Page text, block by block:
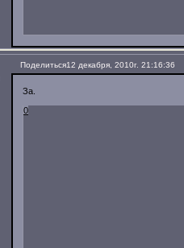
Поделиться12 декабря, 2010г. 21:16:36
За.
0